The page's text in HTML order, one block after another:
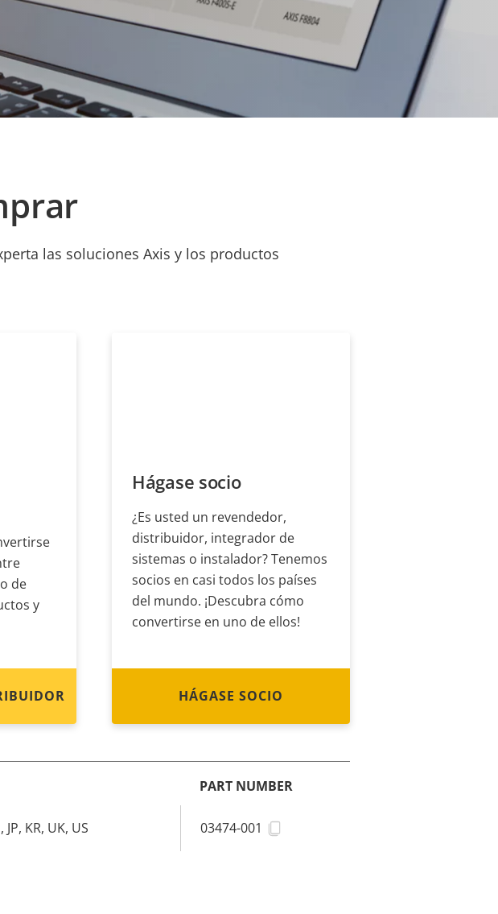
las soluciones Axis y los productos
de
y
Hágase socio
¿Es usted un revendedor,
distribuidor, integrador de
sistemas o instalador? Tenemos
socios en casi todos los países
del mundo. ¡Descubra cómo
convertirse en uno de ellos!
HÁGASE SOCIO
PART NUMBER
JP, KR, UK, US 03474-001